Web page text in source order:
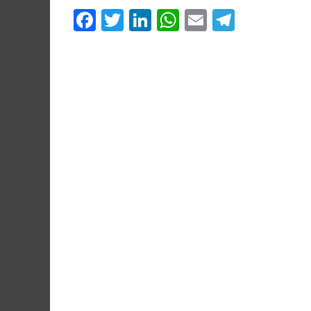
Facebook
Twitter
LinkedIn
WhatsApp
Email